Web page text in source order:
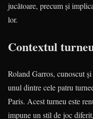
jucătoare, precum și
lor.
Contextul
Roland Garros, cunoscut
unul dintre cele patru
Paris. Acest turneu este
impune un stil de joc